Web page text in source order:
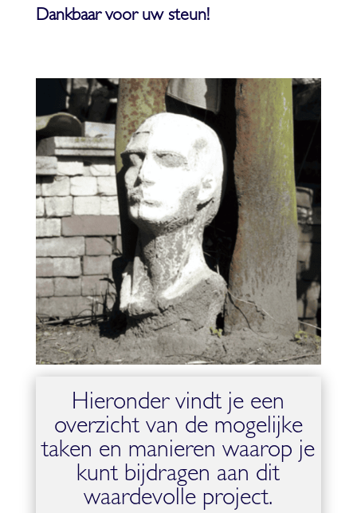
Dankbaar voor uwsteun!
Hieronder vindt je een
overzicht van de mogelijke
taken en manieren waarop je
kunt bijdragen aan dit
waardevolle project.